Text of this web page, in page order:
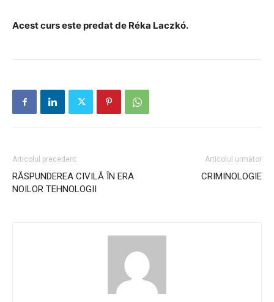
Acest curs este predat de Réka Laczkó.
Articolul precedent
RĂSPUNDEREA CIVILĂ ÎN ERA
NOILOR TEHNOLOGII
Articolul următor
CRIMINOLOGIE